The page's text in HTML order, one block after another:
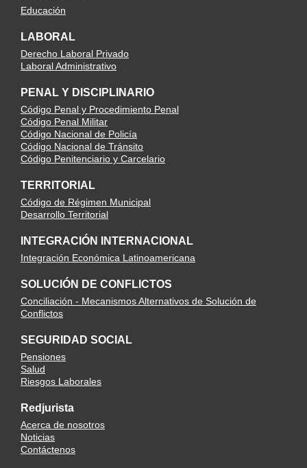
Educación
LABORAL
Derecho Laboral Privado
Laboral Administrativo
PENAL Y DISCIPLINARIO
Código Penal y Procedimiento Penal
Código Penal Militar
Código Nacional de Policía
Código Nacional de Tránsito
Código Penitenciario y Carcelario
TERRITORIAL
Código de Régimen Municipal
Desarrollo Territorial
INTEGRACIÓN INTERNACIONAL
Integración Económica Latinoamericana
SOLUCIÓN DE CONFLICTOS
Conciliación - Mecanismos Alternativos de Solución de
Conflictos
SEGURIDAD SOCIAL
Pensiones
Salud
Riesgos Laborales
Redjurista
Acerca de nosotros
Noticias
Contáctenos